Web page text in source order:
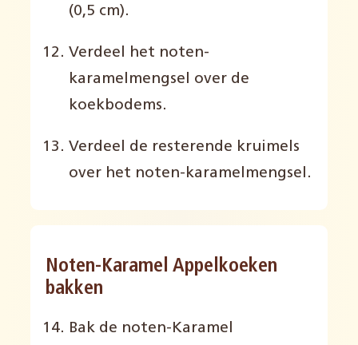
(0,5 cm).
Verdeel het noten-
karamel mengsel over de
koekbodems.
Verdeel de resterende kruimels
over het noten-karamel mengsel .
Noten-Karamel Appelkoeken
bakken
Bak de noten-Karamel